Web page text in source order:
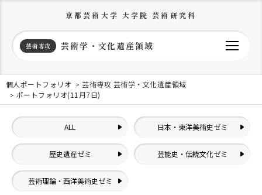
京都芸術大学 大学院 芸術研究科
芸術専攻 芸術学・文化遺産領域
個人ポートフォリオ
芸術専攻 芸術学・文化遺産領域
ポートフォリオ(11月7日)
ALL 日本・東洋美術史ゼミ
歴史遺産ゼミ 芸能史・伝統文化ゼミ
芸術理論・西洋美術史ゼミ